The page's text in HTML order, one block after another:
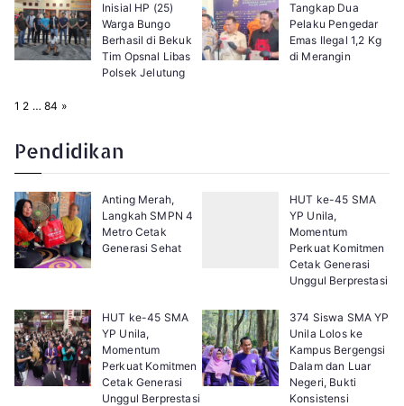
Inisial HP (25)
Warga Bungo
Berhasil di Bekuk
Tim Opsnal Libas
Polsek Jelutung
Tangkap Dua
Pelaku Pengedar
Emas Ilegal 1,2 Kg
di Merangin
P
:
1 2 … 84 N
»
Pendidikan
Anting Merah,
Langkah SMPN 4
Metro Cetak
Generasi Sehat
HUT ke-45 SMA
YP Unila,
Momentum
Perkuat Komitmen
Cetak Generasi
Unggul Berprestasi
HUT ke-45 SMA
YP Unila,
Momentum
Perkuat Komitmen
Cetak Generasi
Unggul Berprestasi
374 Siswa SMA YP
Unila Lolos ke
Kampus Bergengsi
Dalam dan Luar
Negeri, Bukti
Konsistensi